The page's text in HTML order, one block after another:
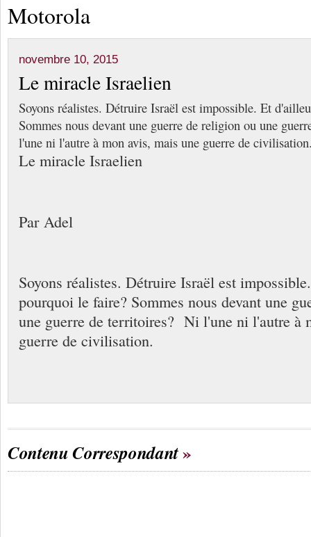
Motorola
novembre 10, 2015
Le miracle Israelien
Soyons réalistes. Détruire Israël est impossible. Et
Sommes nous devant une guerre de religion ou une
l'une ni l'autre à mon avis, mais une guerre de
Le miracle Israelien
Par Adel
Soyons réalistes. Détruire Israël est
pourquoi le faire? Sommes nous devant une
une guerre de territoires? Ni l'une ni l'autre à
guerre de civilisation.
Contenu Correspondant